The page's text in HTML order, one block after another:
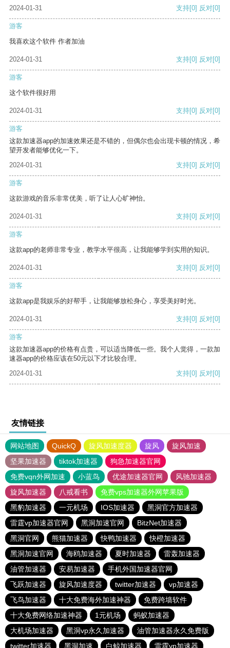
2024-01-31 支持[0] 反对[0]
游客
我喜欢这个软件 作者加油
2024-01-31 支持[0] 反对[0]
游客
这个软件很好用
2024-01-31 支持[0] 反对[0]
游客
这款加速器app的加速效果还是不错的，但偶尔也会出现卡顿的情况，希
望开发者能够优化一下。
2024-01-31
支持[0] 反对[0]
游客
这款游戏的音乐非常优美，听了让人心旷神怡。
2024-01-31 支持[0] 反对[0]
游客
这款app的老师非常专业，教学水平很高，让我能够学到实用的知识。
2024-01-31 支持[0] 反对[0]
游客
这款app是我娱乐的好帮手，让我能够放松身心，享受美好时光。
2024-01-31 支持[0] 反对[0]
游客
这款加速器app的价格有点贵，可以适当降低一些。我个人觉得，一款加
速器app的价格应该在50元以下才比较合理。
2024-01-31
支持[0] 反对[0]
友情链接
网站地图 QuickQ 旋风加速度器 旋风
旋风加速
坚果加速器
tiktok加速器
狗急加速器官网
免费vqn外网加速
小蓝鸟 优途加速器官网
风驰加速器
旋风加速器
八戒看书
免费vps加速器外网苹果版
黑豹加速器
一元机场 IOS加速器
黑洞官方加速器
雷霆vp加速器官网
黑洞加速官网
BitzNet加速器
黑洞官网
熊猫加速器 快鸭加速器
快橙加速器
黑洞加速官网
海鸥加速器 夏时加速器
雷轰加速器
油管加速器
安易加速器
手机外国加速器官网
飞跃加速器
旋风加速度器 twitter加速器
vp加速器
飞鸟加速器
十大免费海外加速神器
免费跨墙软件
十大免费网络加速神器
1元机场
蚂蚁加速器
大机场加速器
黑洞vp永久加速器
油管加速器永久免费版
twitter加速器
黑洞加速 白鲸加速器 雷霆vp加速器